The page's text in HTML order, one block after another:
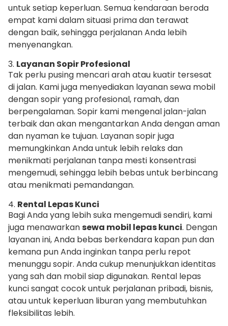
untuk setiap keperluan. Semua kendaraan beroda
empat kami dalam situasi prima dan terawat
dengan baik, sehingga perjalanan Anda lebih
menyenangkan.
3. Layanan Sopir Profesional
Tak perlu pusing mencari arah atau kuatir tersesat
di jalan. Kami juga menyediakan layanan sewa mobil
dengan sopir yang profesional, ramah, dan
berpengalaman. Sopir kami mengenal jalan-jalan
terbaik dan akan mengantarkan Anda dengan aman
dan nyaman ke tujuan. Layanan sopir juga
memungkinkan Anda untuk lebih relaks dan
menikmati perjalanan tanpa mesti konsentrasi
mengemudi, sehingga lebih bebas untuk berbincang
atau menikmati pemandangan.
4. Rental Lepas Kunci
Bagi Anda yang lebih suka mengemudi sendiri, kami
juga menawarkansewa mobil lepas kunci. Dengan
layanan ini, Anda bebas berkendara kapan pun dan
kemana pun Anda inginkan tanpa perlu repot
menunggu sopir. Anda cukup menunjukkan identitas
yang sah dan mobil siap digunakan. Rental lepas
kunci sangat cocok untuk perjalanan pribadi, bisnis,
atau untuk keperluan liburan yang membutuhkan
fleksibilitas lebih.